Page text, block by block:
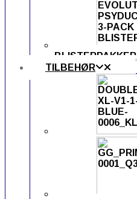
BLISTERPAKKER
TILBEHØR